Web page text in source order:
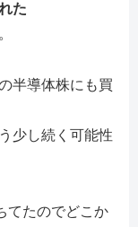
た
半導体株にも買
少し続く可能性
てたのでどこか